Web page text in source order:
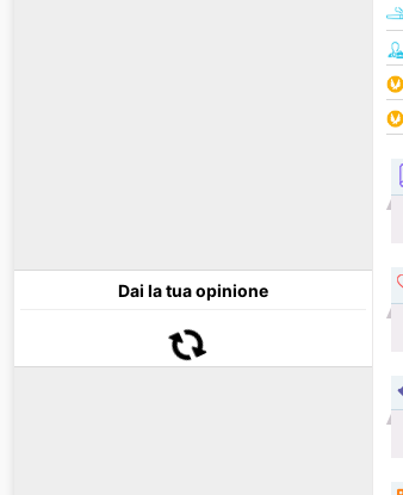
Dai la tua opinione